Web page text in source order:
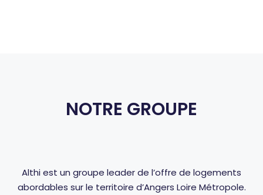
NOTRE GROUPE
Althi est un groupe leader de l’offre de logements
abordables sur le territoire d’Angers Loire Métropole.